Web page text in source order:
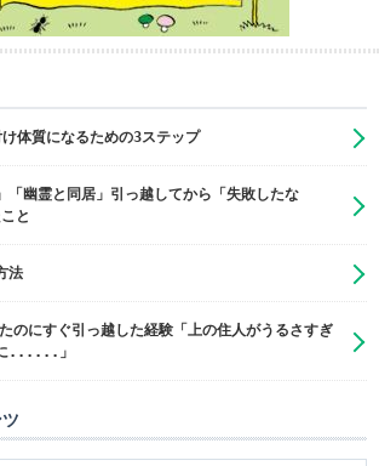
体質になるための3ステップ
「幽霊と同居」引っ越してから「失敗したな
と
法
のにすぐ引っ越した経験「上の住人がうるさすぎ
に......」